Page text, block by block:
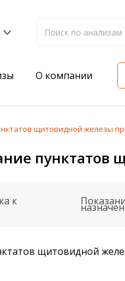
О компании
анализ на
на анализ для проверки
щитовидной железы
к
щитовидной